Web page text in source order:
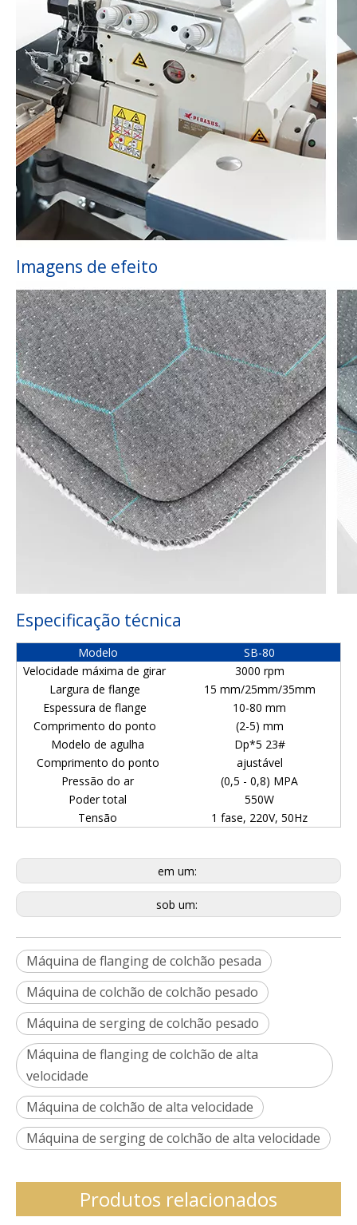
Imagens de efeito
Especificação técnica
Modelo
SB-80
Velocidade máxima de girar
3000 rpm
Largura de flange
15 mm/25mm/35mm
Espessura de flange
10-80 mm
Comprimento do ponto
(2-5) mm
Modelo de agulha
Dp*5 23#
Comprimento do ponto
ajustável
Pressão do ar
(0,5 - 0,8) MPA
Poder total
550W
Tensão
1 fase, 220V, 50Hz
em um:
sob um:
Máquina de flanging de colchão pesada
Máquina de colchão de colchão pesado
Máquina de serging de colchão pesado
Máquina de flanging de colchão de alta
velocidade
Máquina de colchão de alta velocidade
Máquina de serging de colchão de alta velocidade
Produtos relacionados